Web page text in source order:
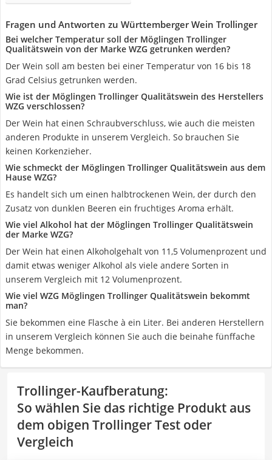
Fragen und Antworten zu Württemberger Wein Trollinger
Bei welcher Temperatur soll der Möglingen Trollinger
Qualitätswein von der Marke WZG getrunken werden?
Der Wein soll am besten bei einer Temperatur von 16 bis 18
Grad Celsius getrunken werden.
Wie ist der Möglingen Trollinger Qualitätswein des Herstellers
WZG verschlossen?
Der Wein hat einen Schraubverschluss, wie auch die meisten
anderen Produkte in unserem Vergleich. So brauchen Sie
keinen Korkenzieher.
Wie schmeckt der Möglingen Trollinger Qualitätswein aus dem
Hause WZG?
Es handelt sich um einen halbtrockenen Wein, der durch den
Zusatz von dunklen Beeren ein fruchtiges Aroma erhält.
Wie viel Alkohol hat der Möglingen Trollinger Qualitätswein
der Marke WZG?
Der Wein hat einen Alkoholgehalt von 11,5 Volumenprozent und
damit etwas weniger Alkohol als viele andere Sorten in
unserem Vergleich mit 12 Volumenprozent.
Wie viel WZG Möglingen Trollinger Qualitätswein bekommt
man?
Sie bekommen eine Flasche à ein Liter. Bei anderen Herstellern
in unserem Vergleich können Sie auch die beinahe fünffache
Menge bekommen.
Trollinger-Kaufberatung:
So wählen Sie das richtige Produkt aus
dem obigen Trollinger Test oder
Vergleich